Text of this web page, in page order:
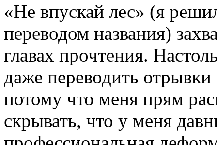
«Не впускай лес» (я
переводом названия)
главах прочтения.
даже переводить
потому что меня прям
скрывать, что у меня